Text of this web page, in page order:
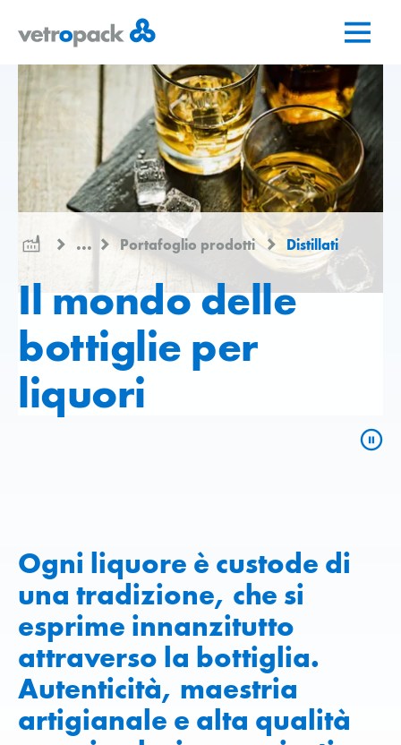
alla
pagina
iniziale
contenuto
contatto
... Portafoglio prodotti Distillati
Il mondo delle
bottiglie per
liquori
Ogni liquore è custode di
una tradizione, che si
esprime innanzitutto
attraverso la bottiglia.
Autenticità, maestria
artigianale e alta qualità